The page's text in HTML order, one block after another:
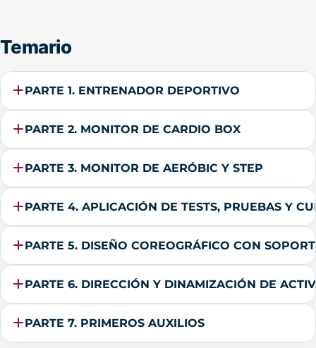
Temario
PARTE 1. ENTRENADOR DEPORTIVO
PARTE 2. MONITOR DE CARDIO BOX
PARTE 3. MONITOR DE AERÓBIC Y STEP
PARTE 4. APLICACIÓN DE TESTS, PRUEBAS Y
PARTE 5. DISEÑO COREOGRÁFICO CON
PARTE 6. DIRECCIÓN Y DINAMIZACIÓN DE
PARTE 7. PRIMEROS AUXILIOS